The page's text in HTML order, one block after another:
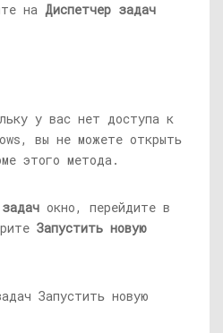
на Диспетчер задач
у вас нет доступа к
вы не можете открыть
этого метода.
окно, перейдите в
Запустить новую